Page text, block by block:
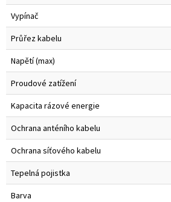
Vypínač
Průřez kabelu
Napětí (max)
Proudové zatížení
Kapacita rázové energie
Ochrana anténího kabelu
Ochrana síťového kabelu
Tepelná pojistka
Barva